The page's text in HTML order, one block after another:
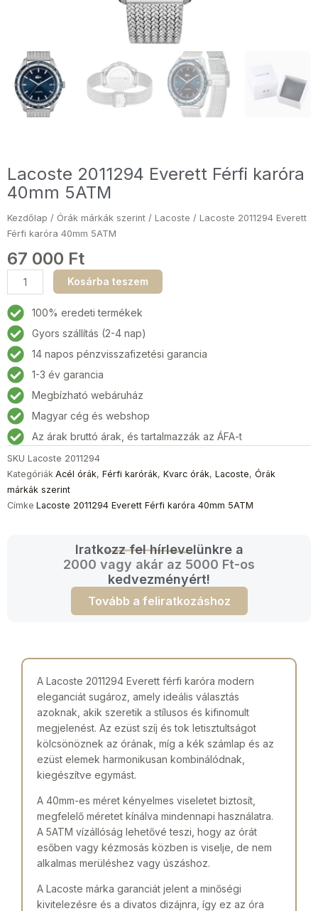
Lacoste 2011294 Everett Férfi karóra
40mm 5ATM
Kezdőlap / Órák márkák szerint / Lacoste / Lacoste 2011294 Everett
Férfi karóra 40mm 5ATM
67 000 Ft
Lacoste
2011294
Everett
Férfi
karóra
40mm
5ATM
mennyiség
Kosárba teszem
100% eredeti termékek
Gyors szállítás (2-4 nap)
14 napos pénzvisszafizetési garancia
1-3 év garancia
Megbízható webáruház
Magyar cég és webshop
Az árak bruttó árak, és tartalmazzák az ÁFA-t
SKU Lacoste 2011294
Kategóriák Acél órák, Férfi karórák, Kvarc órák, Lacoste, Órák
márkák szerint
Címke Lacoste 2011294 Everett Férfi karóra 40mm 5ATM
Iratkozz fel hírlevelünkre a
2000 vagy akár az 5000 Ft-os
kedvezményért!
Tovább a feliratkozáshoz
A Lacoste 2011294 Everett férfi karóra modern
eleganciát sugároz, amely ideális választás
azoknak, akik szeretik a stílusos és kifinomult
megjelenést. Az ezüst szíj és tok letisztultságot
kölcsönöznek az órának, míg a kék számlap és az
ezüst elemek harmonikusan kombinálódnak,
kiegészítve egymást.
A 40mm-es méret kényelmes viseletet biztosít,
megfelelő méretet kínálva mindennapi használatra.
A 5ATM vízállóság lehetővé teszi, hogy az órát
esőben vagy kézmosás közben is viselje, de nem
alkalmas merüléshez vagy úszáshoz.
A Lacoste márka garanciát jelent a minőségi
kivitelezésre és a divatos dizájnra, így ez az óra